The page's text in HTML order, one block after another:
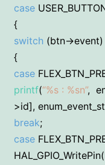
case
{
switch (btn->event)
{
case
printf(“%s : %sn”,
>id],
break;
case